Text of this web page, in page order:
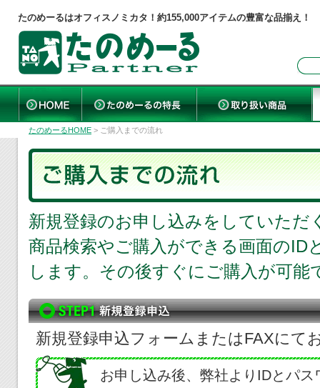
たのめーるはオフィスノミカタ！約155,000アイテムの豊富な品揃え！
たのめーるHOME > ご購入までの流れ
新規登録のお申し込みをしていただ
商品検索やご購入ができる画面のID
します。その後すぐにご購入が可能
新規登録申込フォームまたはFAXにて
お申し込み後、弊社よりIDとパ